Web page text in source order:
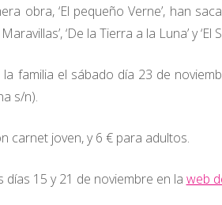
obra, ‘El pequeño Verne’, han
‘De la Tierra a la Luna’ y ‘El
familia el sábado día 23 de
s/n).
carnet joven, y 6 € para adultos.
15 y 21 de noviembre en la web